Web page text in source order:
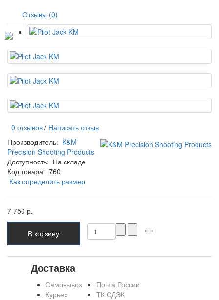
Отзывы (0)
0 отзывов / Написать отзыв
Производитель: K&M
Precision Shooting Products
Доступность: На складе
Код товара: 760
Как определить размер
7 750 р.
В корзину
Доставка
Самовывоз
Курьер
Почта России
ТК СДЭК